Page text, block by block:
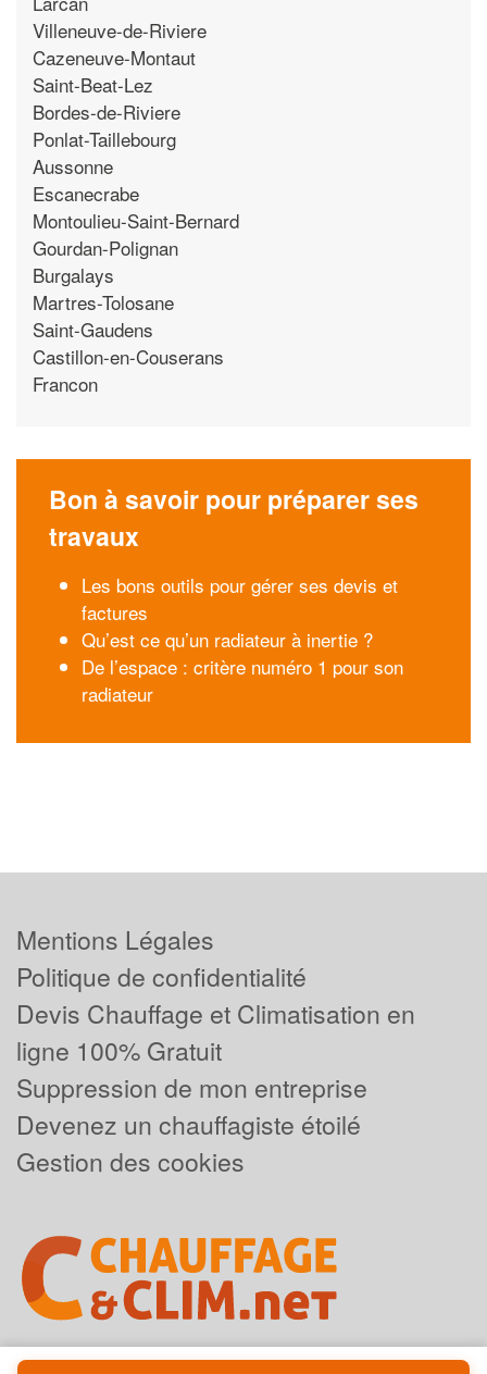
Villeneuve-de-Riviere
Cazeneuve-Montaut
Saint-Beat-Lez
Bordes-de-Riviere
Ponlat-Taillebourg
Aussonne
Escanecrabe
Montoulieu-Saint-Bernard
Gourdan-Polignan
Burgalays
Martres-Tolosane
Saint-Gaudens
Castillon-en-Couserans
Francon
Bon à savoir pour préparer ses
travaux
Les bons outils pour gérer ses devis et
factures
Qu’est ce qu’un radiateur à inertie ?
De l’espace : critère numéro 1 pour son
radiateur
Mentions Légales
Politique de confidentialité
Devis Chauffage et Climatisation en
ligne 100% Gratuit
Suppression de mon entreprise
Devenez un chauffagiste étoilé
Gestion des cookies